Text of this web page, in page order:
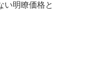
い明瞭価格と